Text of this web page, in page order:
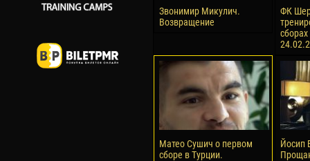
Звонимир Микулич.
Возвращение
ФК
Матео Сушич о первом
сборе в Турции.
Йосип